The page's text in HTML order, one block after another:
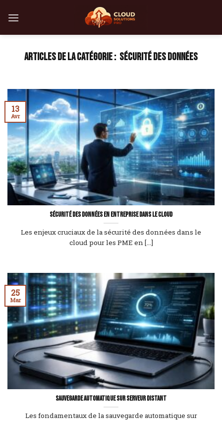
SÉCURITÉ DES DONNÉES
Sécurité des données en entreprise dans le cloud
Les enjeux cruciaux de la sécurité des données dans le
cloud pour les PME en [...]
13
Avr
Sauvegarde automatique sur serveur distant
Les fondamentaux de la sauvegarde automatique sur
25
Mar